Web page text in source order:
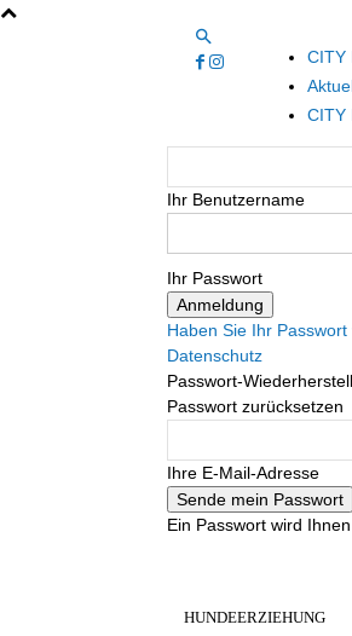
CITY
CITY
Ihr Benutzername
Ihr Passwort
Haben Sie Ihr
Datenschutz
Passwort-
Passwort zurücksetzen
Ihre E-Mail-Adresse
Ein Passwort wird
HUNDEERZIEHUNG